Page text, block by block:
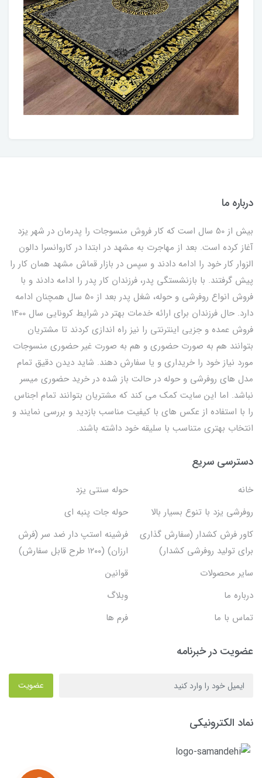
درباره ما
بیش از 50 سال است که کار فروش منسوجات را پدرمان در شهر یزد
آغاز کرده است. بعد از مهاجرت به مشهد در ابتدا در کاروانسرا دالون
الزوار کار خود را ادامه دادند و سپس در بازار قماش مشهد همان کار را
پیش گرفتند. با بازنشستگی پدر، فرزندان کار پدر را ادامه دادند و با
فروش انواع روفرشی و حوله، شغل پدر بعد از 50 سال همچنان ادامه
دارد. حال فرزندان برای ارائه خدمات بهتر در شرایط کرونایی سال 1400
فروش عمده و جزیی اینترنتی را نیز راه اندازی کردند تا مشتریان
بتوانند هم به صورت حضوری و هم به صورت غیر حضوری منسوجات
مورد نیاز خود را خریداری و یا سفارش دهند. شاید دیدن دقیق تمام
مدل های روفرشی و حوله در حالت باز شده در خرید حضوری میسر
نباشد. اما این سایت کمک می کند که مشتریان بتوانند تمام اجناس
را با استفاده از عکس های با کیفیت مناسب بازدید و بررسی نمایند و
انتخاب بهتری متناسب با سلیقه خود داشته باشند.
دسترسی سریع
خانه
حوله سنتی یزد
روفرشی یزد با تنوع بسیار بالا
حوله جات پنبه ای
کاور فرش کشدار (سفارش گذاری
برای تولید روفرشی کشدار)
فرشینه استپ دار ضد سر (فرش
ارزان) (۱۲۰۰ طرح قابل سفارش)
سایر محصولات
قوانین
درباره ما
وبلاگ
تماس با ما
فرم ها
عضویت در خبرنامه
عضویت
نماد الکترونیکی